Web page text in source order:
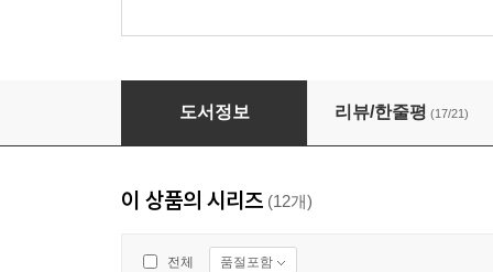
찍히지 않습니다 6
도서정보 리뷰/한줄평 (17/21)
이 상품의 시리즈 (12개)
전체 품절포함